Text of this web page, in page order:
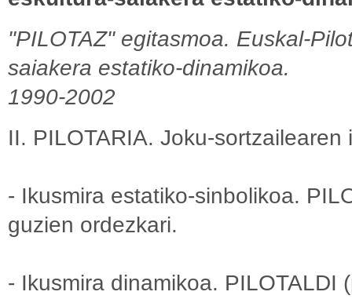
"PILOTAZ" egitasmoa. Euskal-
saiakera estatiko-dinamikoa.
1990-2002
II. PILOTARIA. Joku-sortzailearen
- Ikusmira estatiko-sinbolikoa.
guzien ordezkari.
- Ikusmira dinamikoa. PILOTALDI